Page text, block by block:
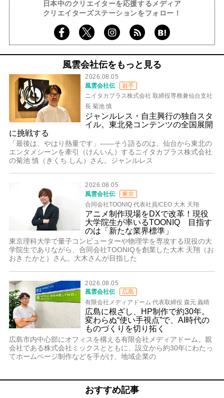
日本中のクリエイターを応援するメディア
クリエイターズステーションをフォロー！
風雲会社伝をもっと見る
2026.08.05
風雲会社伝
岩手
ニイタカプラス株式会社 取締役専務兼仙台支社
長 菊池 慎
ジャンルレス・自主興行の独自スタ
イル。東北発コンテンツの全国展開
に挑戦する
「最後は、やはり熱量です」――そう語るのは、仙台から東北の
エンタメシーンを牽引（けんいん）するニイタカプラス株式会社
の菊池 慎（きくち しん）さん。ジャンルレス
2026.08.05
風雲会社伝
東京
合同会社TOONIQ 代表社員/CEO 大木 天翔
アニメ制作現場をDXで改革！現役
大学院生が率いるTOONIQ 目指す
のは「新たな業界標準」
東京理科大学で量子コンピューターや物理学を専攻する現役の大
学院生でありながら、合同会社TOONIQを創業した大木 天翔（お
おき たかと）さん。大木さんが目指した
2026.08.05
風雲会社伝
広島
有限会社メディアドーム 代表取締役 森元 義晴
広島に根ざし、HP制作で約30年。
変わらぬ“使い手視点”で、AI時代の
ものづくりを切り拓く
広島市内中心部にオフィスを構える有限会社メディアドーム。親
会社である株式会社ミックスとともに、設立から約30年にわたっ
てホームページ制作などを手がけ、地域企業の
おすすめ記事